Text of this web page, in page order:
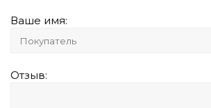
Ваше имя:
Отзыв: